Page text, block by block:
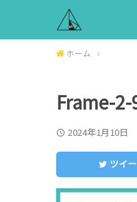
ホーム
Frame-
2024年1月10日
ツイ